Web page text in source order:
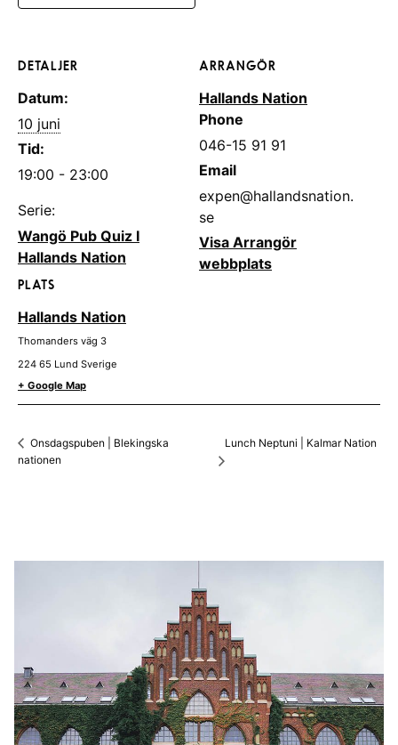
DETALJER
Datum:
10 juni
Tid:
19:00 - 23:00
Serie:
Wangö Pub Quiz I
Hallands Nation
PLATS
Hallands Nation
Thomanders väg 3
224 65 Lund Sverige
+ Google Map
ARRANGÖR
Hallands Nation
Phone
046-15 91 91
Email
expen@hallandsnation.
se
Visa Arrangör
webbplats
Onsdagspuben | Blekingska
nationen
Lunch Neptuni | Kalmar Nation